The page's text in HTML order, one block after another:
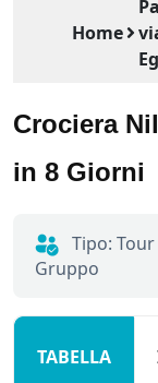
Home
Crociera
in 8 Giorni
Tipo:
Gruppo
TABELLA